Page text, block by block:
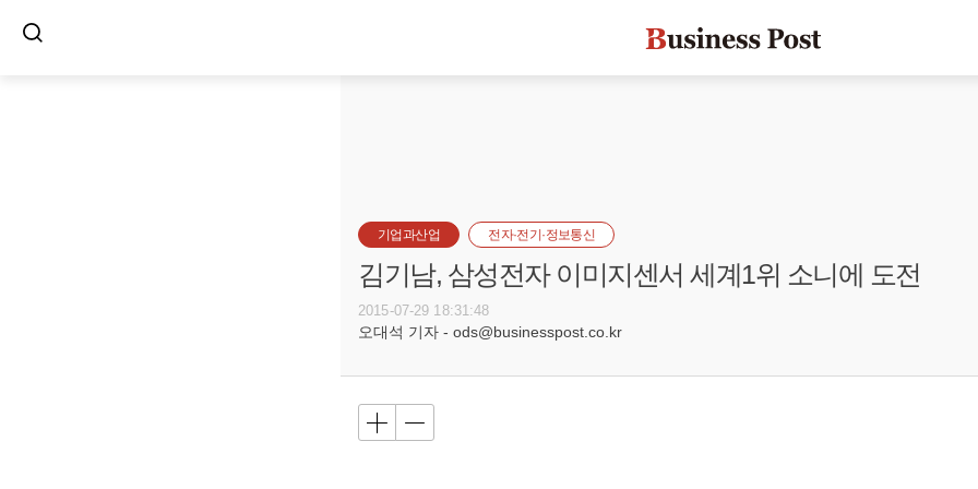
기업과산업 전자·전기·정보통신
김기남, 삼성전자 이미지센서 세계1위 소니에 도전
2015-07-29 18:31:48
오대석 기자 - ods@businesspost.co.kr